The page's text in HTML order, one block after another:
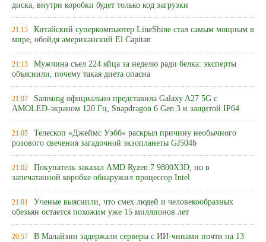
диска, внутри коробки будет только код загрузки
21:15 Китайский суперкомпьютер LineShine стал самым мощным в
мире, обойдя американский El Capitan
21:13 Мужчина съел 224 яйца за неделю ради белка: эксперты
объяснили, почему такая диета опасна
21:07 Samsung официально представила Galaxy A27 5G с
AMOLED-экраном 120 Гц, Snapdragon 6 Gen 3 и защитой IP64
21:05 Телескоп «Джеймс Уэбб» раскрыл причину необычного
розового свечения загадочной экзопланеты GJ504b
21:02 Покупатель заказал AMD Ryzen 7 9800X3D, но в
запечатанной коробке обнаружил процессор Intel
21:01 Ученые выяснили, что смех людей и человекообразных
обезьян остается похожим уже 15 миллионов лет
20:57 В Малайзии задержали серверы с ИИ-чипами почти на 13